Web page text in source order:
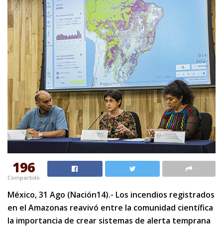
196
Compartido
México, 31 Ago (Nación14).- Los incendios registrados
en el Amazonas reavivó entre la comunidad científica
la importancia de crear sistemas de alerta temprana